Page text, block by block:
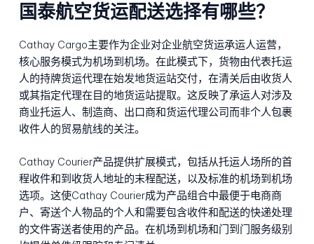
国泰航空货运配送选择有哪些？
Cathay Cargo主要作为企业对企业航空货运承运人运营，
核心服务模式为机场到机场。在此模式下，货物由代表托运
人的持牌货运代理在始发地货运站交付，在清关后由收货人
或其指定代理在目的地货运站提取。这反映了承运人对涉及
商业托运人、制造商、出口商和货运代理公司而非个人包裹
收件人的贸易航线的关注。
Cathay Courier产品提供扩展模式，包括从托运人场所的首
程收件和到收货人地址的末程配送，以及标准的机场到机场
选项。这使Cathay Courier成为产品组合中最便于电商商
户、寄送个人物品的个人和需要包含收件和配送的快递处理
的文件寄送者使用的产品。在机场到机场和门到门服务级别